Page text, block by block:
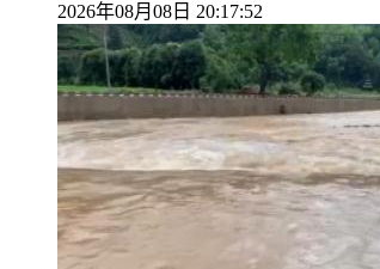
2026年08月08日 20:17:52